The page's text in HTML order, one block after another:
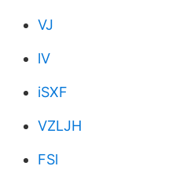
VJ
lV
iSXF
VZLJH
FSl